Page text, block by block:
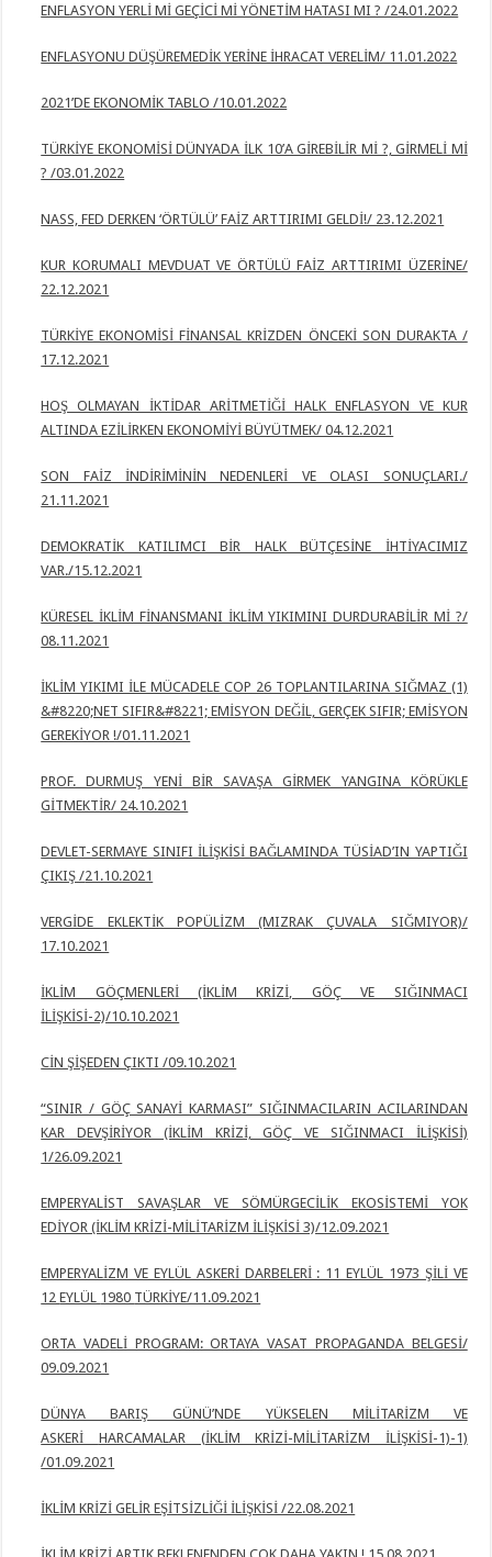
ENFLASYON YERLİ Mİ GEÇİCİ Mİ YÖNETİM HATASI MI ? /24.01.2022
ENFLASYONU DÜŞÜREMEDİK YERİNE İHRACAT VERELİM/ 11.01.2022
2021’DE EKONOMİK TABLO /10.01.2022
TÜRKİYE EKONOMİSİ DÜNYADA İLK 10’A GİREBİLİR Mİ ?, GİRMELİ Mİ
? /03.01.2022
NASS, FED DERKEN ‘ÖRTÜLÜ’ FAİZ ARTTIRIMI GELDİ!/ 23.12.2021
KUR KORUMALI MEVDUAT VE ÖRTÜLÜ FAİZ ARTTIRIMI ÜZERİNE/
22.12.2021
TÜRKİYE EKONOMİSİ FİNANSAL KRİZDEN ÖNCEKİ SON DURAKTA /
17.12.2021
HOŞ OLMAYAN İKTİDAR ARİTMETİĞİ HALK ENFLASYON VE KUR
ALTINDAEZİLİRKENEKONOMİYİ BÜYÜTMEK/ 04.12.2021
SON FAİZ İNDİRİMİNİN NEDENLERİ VE OLASI SONUÇLARI./
21.11.2021
DEMOKRATİK KATILIMCI BİR HALK BÜTÇESİNE İHTİYACIMIZ
VAR./15.12.2021
KÜRESEL İKLİM FİNANSMANI İKLİM YIKIMINI DURDURABİLİR Mİ ?/
08.11.2021
İKLİM YIKIMI İLE MÜCADELE COP 26 TOPLANTILARINA SIĞMAZ (1)
&#8220;NET SIFIR&#8221; EMİSYON DEĞİL, GERÇEK SIFIR; EMİSYON
GEREKİYOR !/01.11.2021
PROF. DURMUŞ YENİ BİR SAVAŞA GİRMEK YANGINA KÖRÜKLE
GİTMEKTİR/ 24.10.2021
DEVLET-SERMAYE SINIFI İLİŞKİSİ BAĞLAMINDA TÜSİAD’IN YAPTIĞI
ÇIKIŞ /21.10.2021
VERGİDE EKLEKTİK POPÜLİZM (MIZRAK ÇUVALA SIĞMIYOR)/
17.10.2021
İKLİM GÖÇMENLERİ (İKLİM KRİZİ, GÖÇ VE SIĞINMACI
İLİŞKİSİ-2)/10.10.2021
CİN ŞİŞEDEN ÇIKTI /09.10.2021
“SINIR / GÖÇ SANAYİ KARMASI” SIĞINMACILARIN ACILARINDAN
KARDEVŞİRİYOR (İKLİM KRİZİ, GÖÇ VE SIĞINMACI İLİŞKİSİ)
1/26.09.2021
EMPERYALİST SAVAŞLAR VE SÖMÜRGECİLİK EKOSİSTEMİ YOK
EDİYOR (İKLİM KRİZİ-MİLİTARİZM İLİŞKİSİ 3)/12.09.2021
EMPERYALİZM VE EYLÜL ASKERİ DARBELERİ : 11 EYLÜL 1973 ŞİLİ VE
12EYLÜL 1980 TÜRKİYE/11.09.2021
ORTA VADELİ PROGRAM: ORTAYA VASAT PROPAGANDA BELGESİ/
09.09.2021
DÜNYA BARIŞ GÜNÜ’NDE YÜKSELEN MİLİTARİZM VE
ASKERİ HARCAMALAR (İKLİM KRİZİ-MİLİTARİZM İLİŞKİSİ-1)-1)
/01.09.2021
İKLİM KRİZİ GELİR EŞİTSİZLİĞİ İLİŞKİSİ /22.08.2021